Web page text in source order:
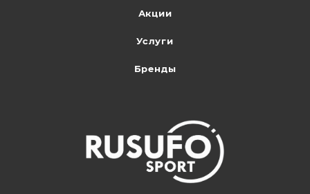
Акции
Услуги
Бренды